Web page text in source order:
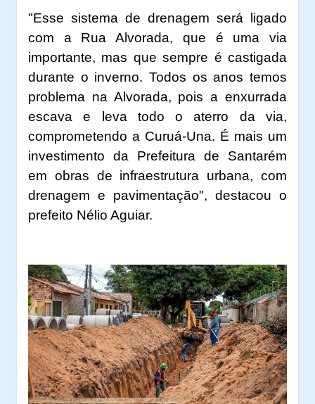
"Esse sistema de drenagem será ligado
com a Rua Alvorada, que é uma via
importante, mas que sempre é castigada
durante o inverno. Todos os anos temos
problema na Alvorada, pois a enxurrada
escava e leva todo o aterro da via,
comprometendo a Curuá-Una. É mais um
investimento da Prefeitura de Santarém
em obras de infraestrutura urbana, com
drenagem e pavimentação", destacou o
prefeito Nélio Aguiar.